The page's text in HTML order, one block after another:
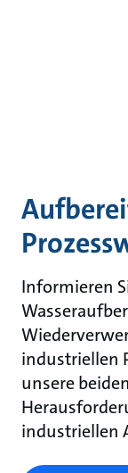
Informieren
industriellen
unsere
industriellen